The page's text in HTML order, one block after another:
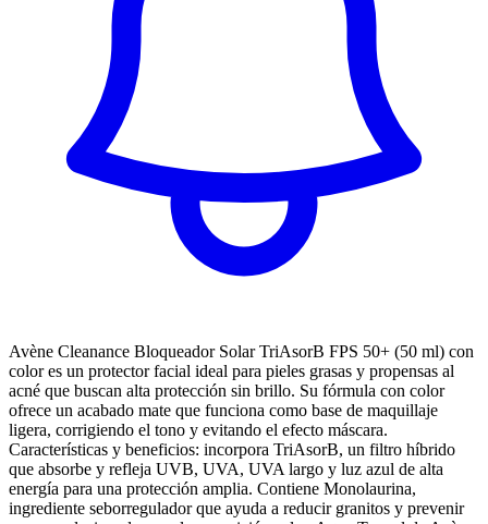
Avène Cleanance Bloqueador Solar TriAsorB FPS 50+ (50 ml) con
color es un protector facial ideal para pieles grasas y propensas al
acné que buscan alta protección sin brillo. Su fórmula con color
ofrece un acabado mate que funciona como base de maquillaje
ligera, corrigiendo el tono y evitando el efecto máscara.
Características y beneficios: incorpora TriAsorB, un filtro híbrido
que absorbe y refleja UVB, UVA, UVA largo y luz azul de alta
energía para una protección amplia. Contiene Monolaurina,
ingrediente seborregulador que ayuda a reducir granitos y prevenir